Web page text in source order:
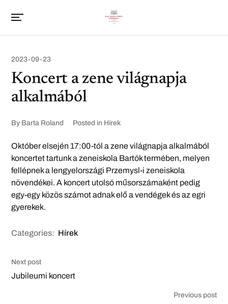
2023-09-23
Koncert a zene világnapja
alkalmából
By Barta Roland Posted in Hírek
Október elsején 17:00-tól a zene világnapja alkalmából
koncertet tartunk a zeneiskola Bartók termében, melyen
fellépnek a lengyelországi Przemysl-i zeneiskola
növendékei. A koncert utolsó műsorszámaként pedig
egy-egy közös számot adnak elő a vendégek és az egri
gyerekek.
Categories: Hírek
Next post
Jubileumi koncert
Previous post